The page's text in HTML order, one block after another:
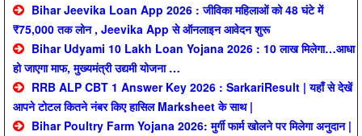
Bihar Jeevika Loan App 2026 : जीविका महिलाओं को 48 घंटे में
₹75,000 तक लोन , Jeevika App से ऑनलाइन आवेदन शुरू
Bihar Udyami 10 Lakh Loan Yojana 2026 : 10 लाख मिलेगा…आधा
हो जाएगा माफ, मुख्यमंत्री उद्यमी योजना …
RRB ALP CBT 1 Answer Key 2026 : SarkariResult | यहाँ से देखें
आपने टोटल कितने नंबर किए हासिल Marksheet के साथ |
Bihar Poultry Farm Yojana 2026: मुर्गी फार्म खोलने पर मिलेगा अनुदान |